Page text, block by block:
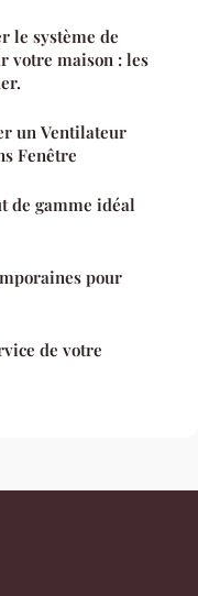
le système de
votre maison : les
un Ventilateur
Fenêtre
de gamme idéal
pour
de votre